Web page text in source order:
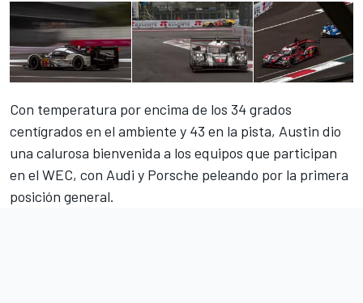
Con temperatura por encima de los 34 grados
centígrados en el ambiente y 43 en la pista, Austin dio
una calurosa bienvenida a los equipos que participan
en el WEC, con Audi y Porsche peleando por la primera
posición general.